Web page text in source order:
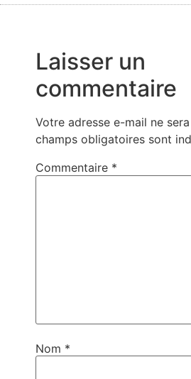
Laisser un
commentaire
Votre adresse e-mail ne
champs obligatoires sont
Commentaire *
Nom *